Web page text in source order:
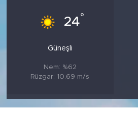
24°
Güneşli
Nem: %62
Rüzgar: 10.69 m/s